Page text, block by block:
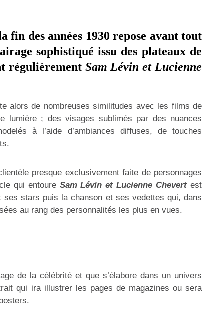
fin des années 1930 repose avant tout
sophistiqué issu des plateaux de
régulièrement Sam Lévin et Lucienne
alors de nombreuses similitudes avec les films de
lumière ; des visages sublimés par des nuances
à l’aide d’ambiances diffuses, de touches
presque exclusivement faite de personnages
qui entoure Sam Lévin et Lucienne Chevertest
stars puis la chanson et ses vedettes qui, dans
au rang des personnalités les plus en vues.
de la célébrité et que s’élabore dans un univers
qui ira illustrer les pages de magazines ou sera